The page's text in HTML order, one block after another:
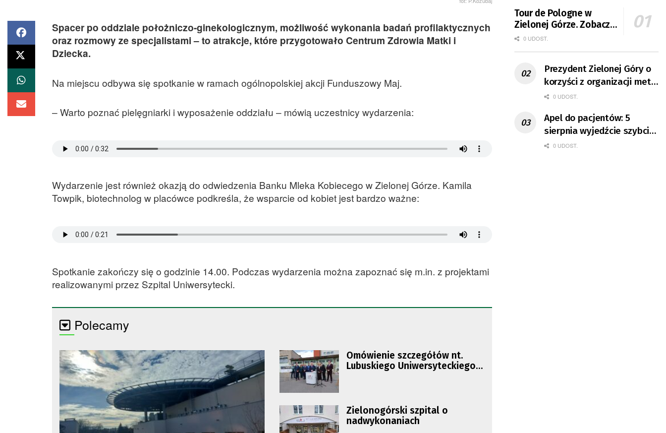
Spacer po oddziale położniczo-ginekologicznym, możliwość wykonania badań profilaktycznych
oraz rozmowy ze specjalistami – to atrakcje, które przygotowało Centrum Zdrowia Matki i
Dziecka.
Na miejscu odbywa się spotkanie w ramach ogólnopolskiej akcji Funduszowy Maj.
– Warto poznać pielęgniarki i wyposażenie oddziału – mówią uczestnicy wydarzenia:
Wydarzenie jest również okazją do odwiedzenia Banku Mleka Kobiecego w Zielonej Górze. Kamila
Towpik, biotechnolog w placówce podkreśla, że wsparcie od kobiet jest bardzo ważne:
Spotkanie zakończy się o godzinie 14.00. Podczas wydarzenia można zapoznać się m.in. z projektami
realizowanymi przez Szpital Uniwersytecki.
Polecamy
Omówienie szczegółów nt.
Lubuskiego Uniwersyteckiego
Zielonogórski szpital o
nadwykonaniach
Tour de Pologne w
Zielonej Górze. Zobacz
zmiany w organizacji
0 UDOST.
Prezydent Zielonej Góry o
korzyści z organizacji mety
Tour de Pologne
0 UDOST.
Apel do pacjentów: 5
sierpnia wyjedźcie szybciej
z domów
0 UDOST.